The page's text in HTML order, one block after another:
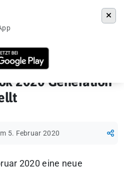
Matebook 2020 Generation in China
2020 Generation
5. Februar 2020
2020 eine neue